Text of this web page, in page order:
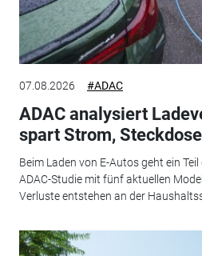
07.08.2026 #ADAC
ADAC analysiert
spart Strom,
Beim Laden von E-Autos geht ein
ADAC-Studie mit fünf aktuellen
Verluste entstehen an der